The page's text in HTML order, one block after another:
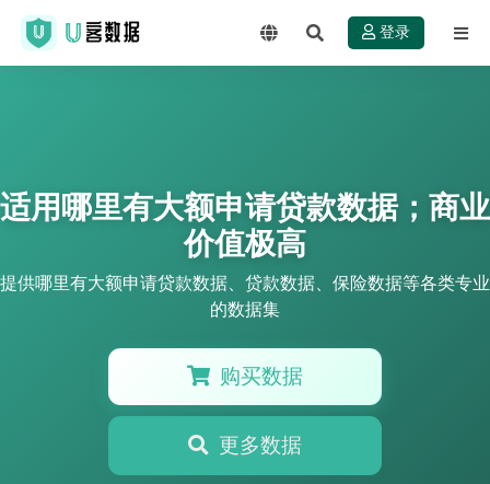
登录
适用哪里有大额申请贷款数据；商业
价值极高
提供哪里有大额申请贷款数据、贷款数据、保险数据等各类专业
的数据集
购买数据
更多数据